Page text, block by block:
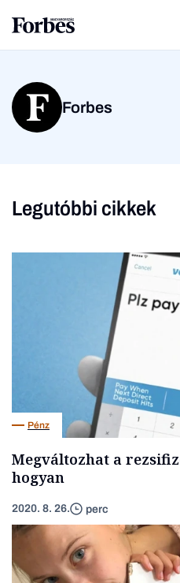
Forbes
Legutóbbi cikkek
Pénz
Megváltozhat a
hogyan
2020. 8. 26. perc